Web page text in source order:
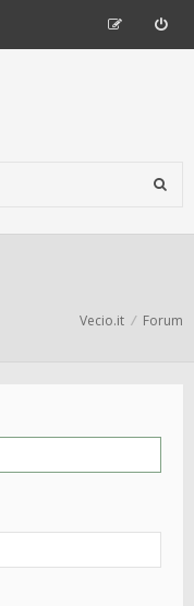
Vecio.it Forum